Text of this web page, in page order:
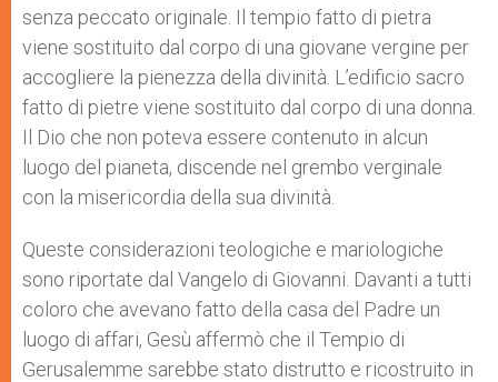
senza peccato originale. Il tempio fatto di pietra
viene sostituito dal corpo di una giovane vergine per
accogliere la pienezza della divinità. L’edificio sacro
fatto di pietre viene sostituito dal corpo di una donna.
Il Dio che non poteva essere contenuto in alcun
luogo del pianeta, discende nel grembo verginale
con la misericordia della sua divinità.
Queste considerazioni teologiche e mariologiche
sono riportate dal Vangelo di Giovanni. Davanti a tutti
coloro che avevano fatto della casa del Padre un
luogo di affari, Gesù affermò che il Tempio di
Gerusalemme sarebbe stato distrutto e ricostruito in